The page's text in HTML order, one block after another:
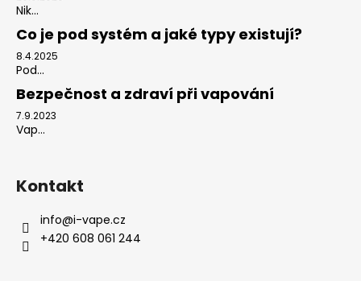
Nik...
Co je pod systém a jaké typy existují?
8.4.2025
Pod...
Bezpečnost a zdraví při vapování
7.9.2023
Vap...
Kontakt
info@i-vape.cz
+420 608 061 244